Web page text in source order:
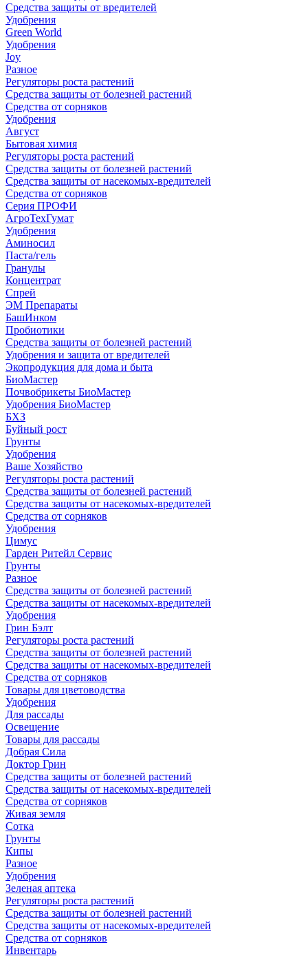
Средства защиты от вредителей
Удобрения
Green World
Удобрения
Joy
Разное
Регуляторы роста растений
Средства защиты от болезней растений
Средства от сорняков
Удобрения
Август
Бытовая химия
Регуляторы роста растений
Средства защиты от болезней растений
Средства защиты от насекомых-вредителей
Средства от сорняков
Серия ПРОФИ
АгроТехГумат
Удобрения
Аминосил
Паста/гель
Гранулы
Концентрат
Спрей
ЭМ Препараты
БашИнком
Пробиотики
Средства защиты от болезней растений
Удобрения и защита от вредителей
Экопродукция для дома и быта
БиоМастер
Почвобрикеты БиоМастер
Удобрения БиоМастер
БХЗ
Буйный рост
Грунты
Удобрения
Ваше Хозяйство
Регуляторы роста растений
Средства защиты от болезней растений
Средства защиты от насекомых-вредителей
Средства от сорняков
Удобрения
Цимус
Гарден Ритейл Сервис
Грунты
Разное
Средства защиты от болезней растений
Средства защиты от насекомых-вредителей
Удобрения
Грин Бэлт
Регуляторы роста растений
Средства защиты от болезней растений
Средства защиты от насекомых-вредителей
Средства от сорняков
Товары для цветоводства
Удобрения
Для рассады
Освещение
Товары для рассады
Добрая Сила
Доктор Грин
Средства защиты от болезней растений
Средства защиты от насекомых-вредителей
Средства от сорняков
Живая земля
Сотка
Грунты
Кипы
Разное
Удобрения
Зеленая аптека
Регуляторы роста растений
Средства защиты от болезней растений
Средства защиты от насекомых-вредителей
Средства от сорняков
Инвентарь